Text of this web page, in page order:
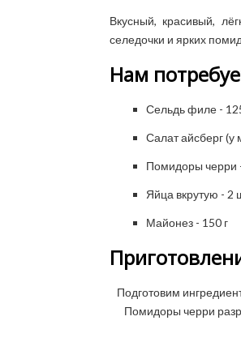
Вкусный, красивый,
селедочки и ярких
Нам
Сельдь филе -
Салат айсберг (у
Помидоры черри
Яйца вкрутую - 2
Майонез - 150 г
Подготовим
Помидоры черри